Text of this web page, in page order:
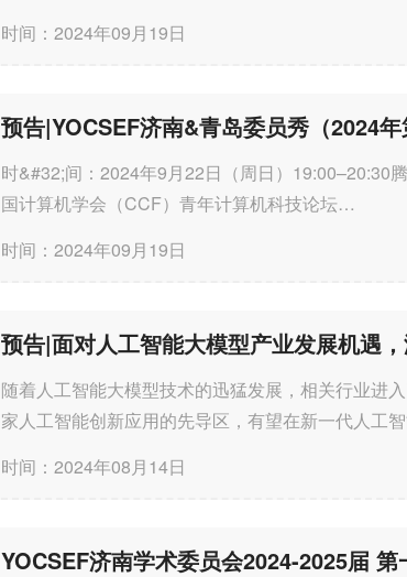
时间：2024年09月19日
预告|YOCSEF济南&青岛委员秀（2024年
时&#32;间：2024年9月22日（周日）19:00–20:30
国计算机学会（CCF）青年计算机科技论坛
CCF于1998年创建的系列学术活动，...
时间：2024年09月19日
预告|面对人工智能大模型产业发展机遇
随着人工智能大模型技术的迅猛发展，相关行业进
家人工智能创新应用的先导区，有望在新一代人工
时间：2024年08月14日